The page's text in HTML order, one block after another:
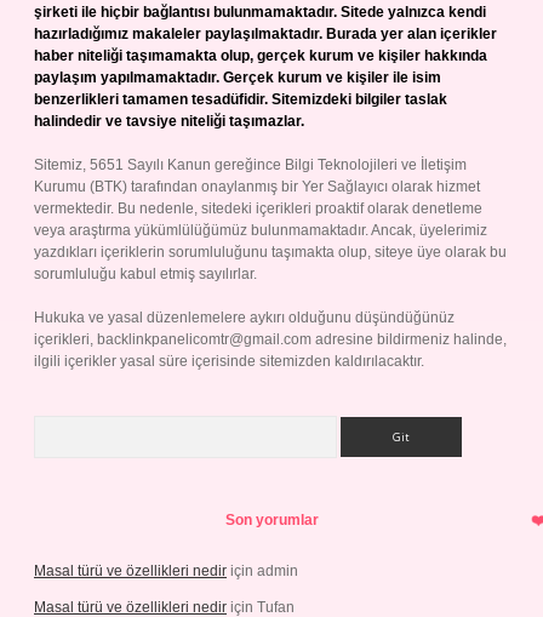
şirketi ile hiçbir bağlantısı bulunmamaktadır. Sitede yalnızca kendi
hazırladığımız makaleler paylaşılmaktadır. Burada yer alan içerikler
haber niteliği taşımamakta olup, gerçek kurum ve kişiler hakkında
paylaşım yapılmamaktadır. Gerçek kurum ve kişiler ile isim
benzerlikleri tamamen tesadüfidir. Sitemizdeki bilgiler taslak
halindedir ve tavsiye niteliği taşımazlar.
Sitemiz, 5651 Sayılı Kanun gereğince Bilgi Teknolojileri ve İletişim
Kurumu (BTK) tarafından onaylanmış bir Yer Sağlayıcı olarak hizmet
vermektedir. Bu nedenle, sitedeki içerikleri proaktif olarak denetleme
veya araştırma yükümlülüğümüz bulunmamaktadır. Ancak, üyelerimiz
yazdıkları içeriklerin sorumluluğunu taşımakta olup, siteye üye olarak bu
sorumluluğu kabul etmiş sayılırlar.
Hukuka ve yasal düzenlemelere aykırı olduğunu düşündüğünüz
içerikleri, backlinkpanelicomtr@gmail.com adresine bildirmeniz halinde,
ilgili içerikler yasal süre içerisinde sitemizden kaldırılacaktır.
Son yorumlar
Masal türü ve özellikleri nedir için admin
Masal türü ve özellikleri nedir için Tufan